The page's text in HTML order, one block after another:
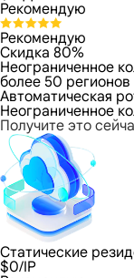
Рекомендую
Рекомендую
Скидка 80%
Неограниченное
более 50
Автоматическая
Неограниченное
Получите это
Статические
$0/IP